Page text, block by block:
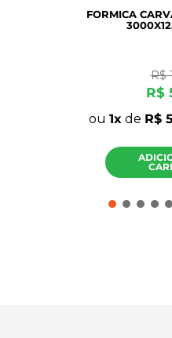
FORMICA
R$
R$
ou 1 de R$